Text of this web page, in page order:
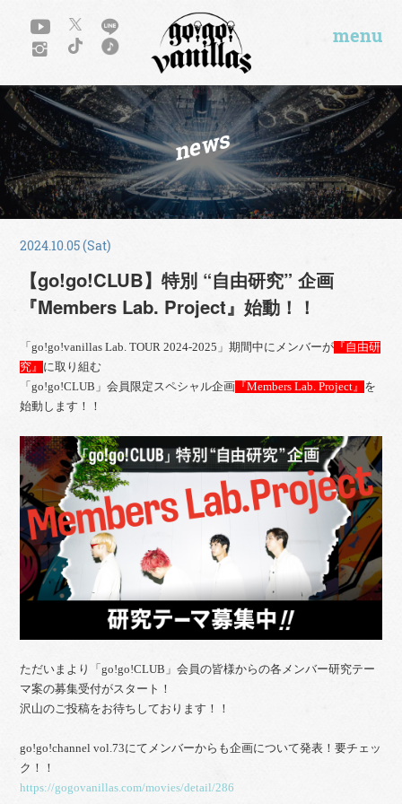
menu
news
2024.10.05 (Sat)
【go!go!CLUB】特別 “自由研究” 企画
『Members Lab. Project』始動！！
「go!go!vanillas Lab. TOUR 2024-2025」期間中にメンバーが 『自由研
究』 に取り組む
「go!go!CLUB」会員限定スペシャル企画
『Members Lab. Project』 を
始動します！！
ただいまより「go!go!CLUB」会員の皆様からの各メンバー研究テー
マ案の募集受付がスタート！
沢山のご投稿をお待ちしております！！
go!go!channel vol.73にてメンバーからも企画について発表！要チェッ
ク！！
https://gogovanillas.com/movies/detail/286